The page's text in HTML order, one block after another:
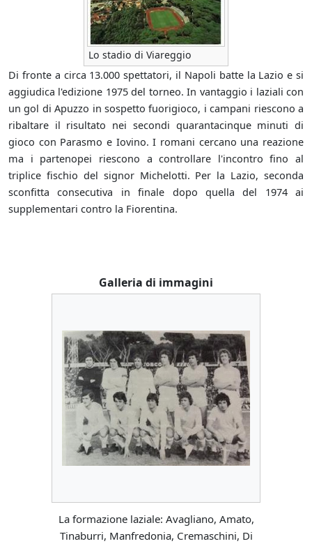
Lo stadio di Viareggio
Di fronte a circa 13.000 spettatori, il Napoli batte la Lazio e si
aggiudica l'edizione 1975 del torneo. In vantaggio i laziali con
un gol di Apuzzo in sospetto fuorigioco, i campani riescono a
ribaltare il risultato nei secondi quarantacinque minuti di
gioco con Parasmo e Iovino. I romani cercano una reazione
ma i partenopei riescono a controllare l'incontro fino al
triplice fischio del signor Michelotti. Per la Lazio, seconda
sconfitta consecutiva in finale dopo quella del 1974 ai
supplementari contro la Fiorentina.
Galleria di immagini
La formazione laziale: Avagliano, Amato,
Tinaburri, Manfredonia, Cremaschini, Di